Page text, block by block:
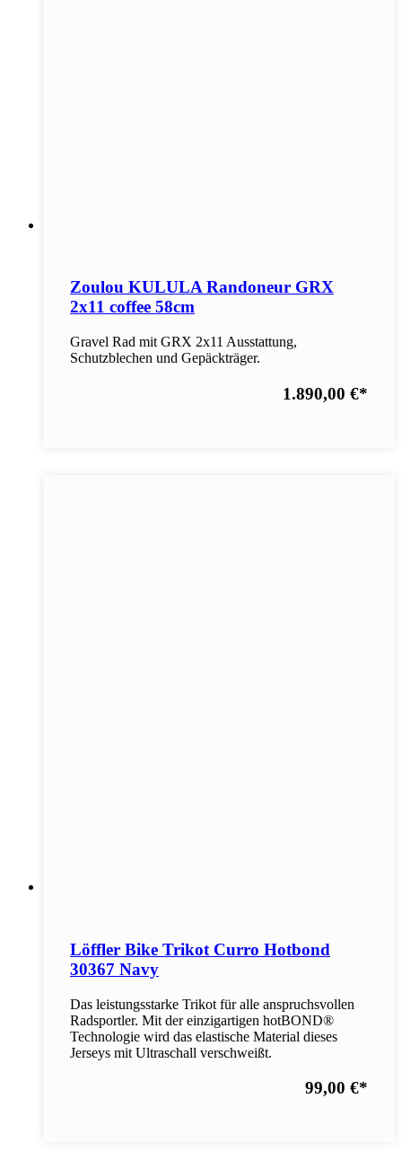
Zoulou KULULA Randoneur GRX
2x11 coffee 58cm
Gravel Rad mit GRX 2x11 Ausstattung,
Schutzblechen und Gepäckträger.
1.890,00 €*
Löffler Bike Trikot Curro Hotbond
30367 Navy
Das leistungsstarke Trikot für alle anspruchsvollen
Radsportler. Mit der einzigartigen hotBOND®
Technologie wird das elastische Material dieses
Jerseys mit Ultraschall verschweißt.
99,00 €*